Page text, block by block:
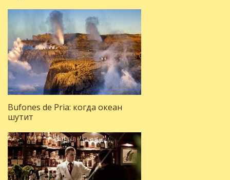
Bufones de Pria: когда океан
шутит